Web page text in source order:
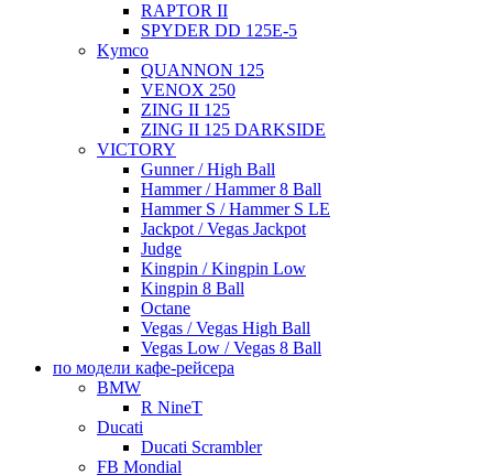
RAPTOR II
SPYDER DD 125E-5
Kymco
QUANNON 125
VENOX 250
ZING II 125
ZING II 125 DARKSIDE
VICTORY
Gunner / High Ball
Hammer / Hammer 8 Ball
Hammer S / Hammer S LE
Jackpot / Vegas Jackpot
Judge
Kingpin / Kingpin Low
Kingpin 8 Ball
Octane
Vegas / Vegas High Ball
Vegas Low / Vegas 8 Ball
по модели кафе-рейсера
BMW
R NineT
Ducati
Ducati Scrambler
FB Mondial